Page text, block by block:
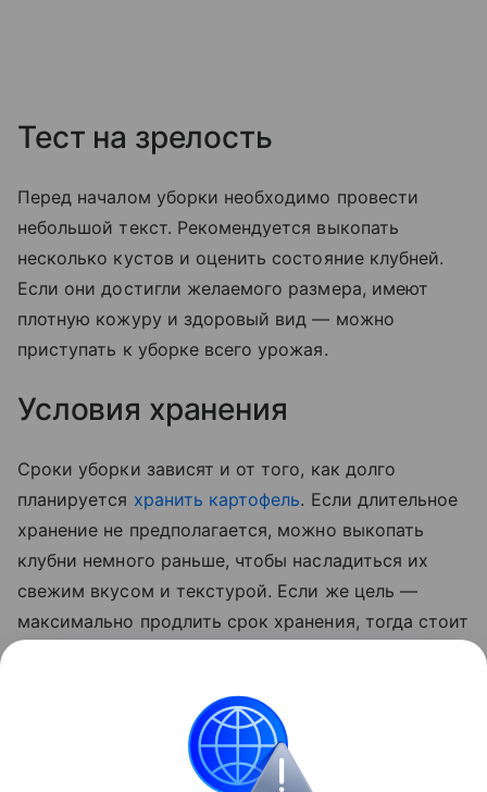
Тест на зрелость
Перед началом уборки необходимо провести
небольшой текст. Рекомендуется выкопать
несколько кустов и оценить состояние клубней.
Если они достигли желаемого размера, имеют
плотную кожуру и здоровый вид — можно
приступать к уборке всего урожая.
Условия хранения
Сроки уборки зависят и от того, как долго
планируется хранить картофель. Если длительное
хранение не предполагается, можно выкопать
клубни немного раньше, чтобы насладиться их
свежим вкусом и текстурой. Если же цель —
максимально продлить срок хранения, тогда стоит
сохраняя свои питательные свойства в течение